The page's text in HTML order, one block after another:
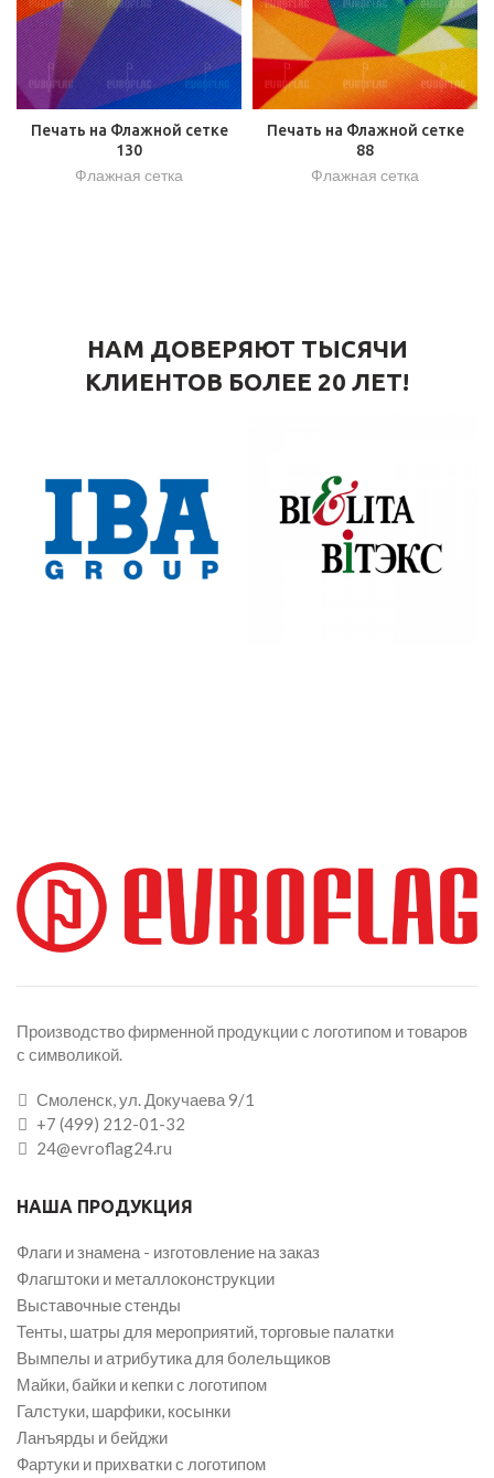
Печать на Флажной сетке
130
Флажная сетка
Печать на Флажной сетке
88
Флажная сетка
НАМ ДОВЕРЯЮТ ТЫСЯЧИ
КЛИЕНТОВ БОЛЕЕ 20 ЛЕТ!
Производство фирменной продукции с логотипом и товаров
с символикой.
Смоленск, ул. Докучаева 9/1
+7 (499) 212-01-32
24@evroflag24.ru
НАША ПРОДУКЦИЯ
Флаги и знамена - изготовление на заказ
Флагштоки и металлоконструкции
Выставочные стенды
Тенты, шатры для мероприятий, торговые палатки
Вымпелы и атрибутика для болельщиков
Майки, байки и кепки с логотипом
Галстуки, шарфики, косынки
Ланъярды и бейджи
Фартуки и прихватки с логотипом